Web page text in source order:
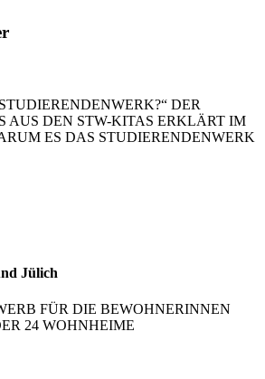
DER
AUS DEN STW-KITAS ERKLÄRT IM
ES DAS STUDIERENDENWERK
Jülich
FÜR DIE BEWOHNERINNEN
24 WOHNHEIME